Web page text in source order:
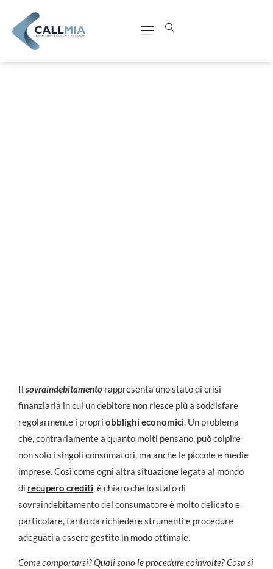
Il sovraindebitamento rappresenta uno stato di crisi
finanziaria in cui un debitore non riesce più a soddisfare
regolarmente i propri obblighi economici. Un problema
che, contrariamente a quanto molti pensano, può colpire
non solo i singoli consumatori, ma anche le piccole e medie
imprese. Così come ogni altra situazione legata al mondo
di recupero crediti, è chiaro che lo stato di
sovraindebitamento del consumatore è molto delicato e
particolare, tanto da richiedere strumenti e procedure
adeguati a essere gestito in modo ottimale.
Come comportarsi? Quali sono le procedure coinvolte? Cosa si